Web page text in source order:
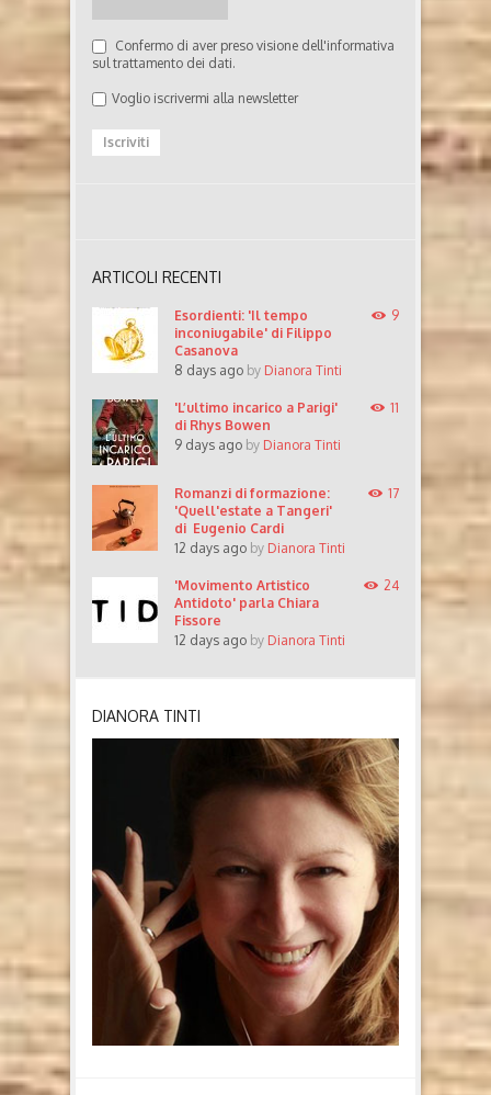
Confermo di aver preso visione dell'informativa
sul trattamento dei dati.
Voglio iscrivermi alla newsletter
ARTICOLI RECENTI
Esordienti: 'Il tempo
inconiugabile' di Filippo
Casanova
8 days ago by Dianora Tinti
9
'L’ultimo incarico a Parigi'
di Rhys Bowen
9 days ago by Dianora Tinti
11
Romanzi di formazione:
'Quell'estate a Tangeri'
di Eugenio Cardi
12 days ago by Dianora Tinti
17
'Movimento Artistico
Antidoto' parla Chiara
Fissore
12 days ago by Dianora Tinti
24
DIANORA TINTI